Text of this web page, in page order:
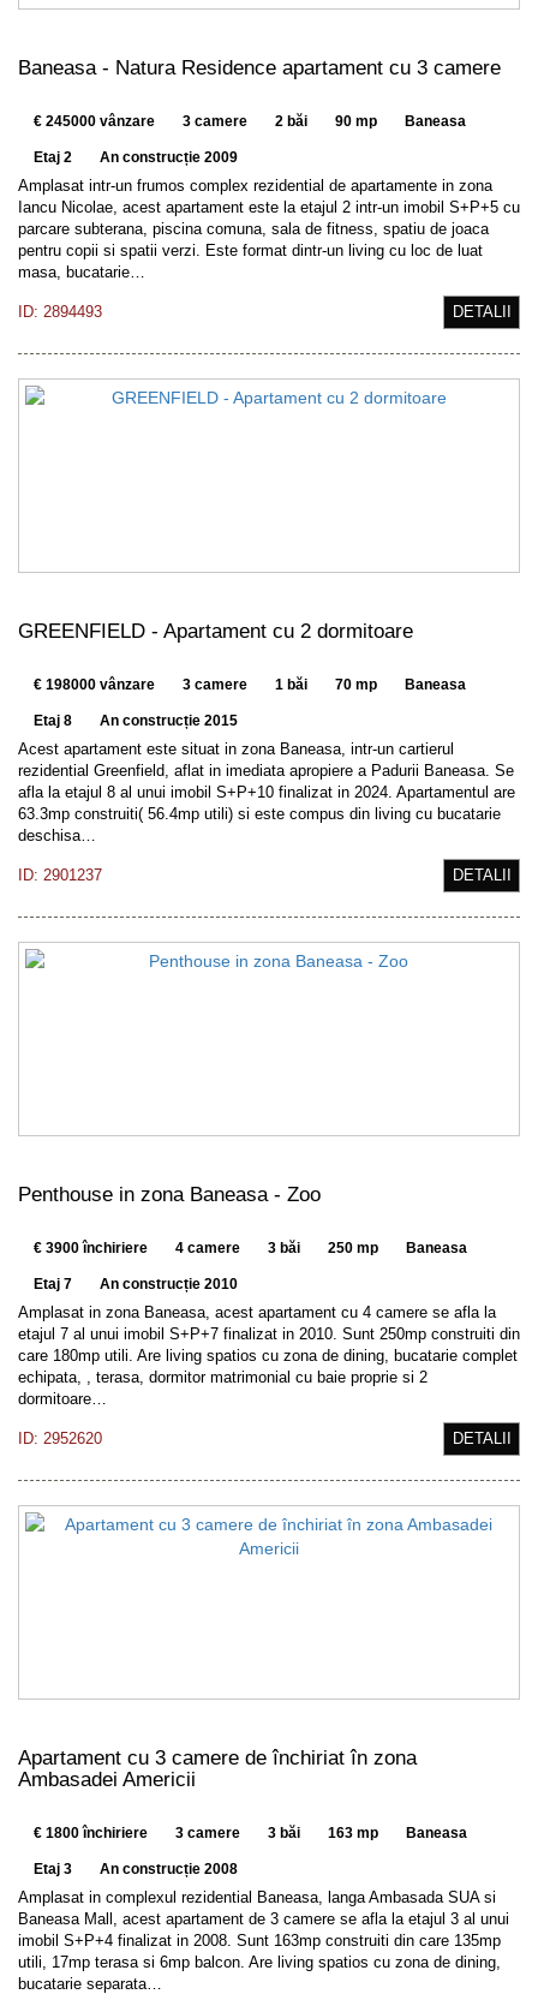
Baneasa - Natura Residence apartament cu 3 camere
€ 245000 vânzare 3 camere 2 băi 90 mp Baneasa
Etaj 2 An construcție 2009
Amplasat intr-un frumos complex rezidential de apartamente in zona
Iancu Nicolae, acest apartament este la etajul 2 intr-un imobil S+P+5 cu
parcare subterana, piscina comuna, sala de fitness, spatiu de joaca
pentru copii si spatii verzi. Este format dintr-un living cu loc de luat
masa, bucatarie…
ID: 2894493 DETALII
GREENFIELD - Apartament cu 2 dormitoare
€ 198000 vânzare 3 camere 1 băi 70 mp Baneasa
Etaj 8 An construcție 2015
Acest apartament este situat in zona Baneasa, intr-un cartierul
rezidential Greenfield, aflat in imediata apropiere a Padurii Baneasa. Se
afla la etajul 8 al unui imobil S+P+10 finalizat in 2024. Apartamentul are
63.3mp construiti( 56.4mp utili) si este compus din living cu bucatarie
deschisa…
ID: 2901237 DETALII
Penthouse in zona Baneasa - Zoo
€ 3900 închiriere 4 camere 3 băi 250 mp Baneasa
Etaj 7 An construcție 2010
Amplasat in zona Baneasa, acest apartament cu 4 camere se afla la
etajul 7 al unui imobil S+P+7 finalizat in 2010. Sunt 250mp construiti din
care 180mp utili. Are living spatios cu zona de dining, bucatarie complet
echipata, , terasa, dormitor matrimonial cu baie proprie si 2
dormitoare…
ID: 2952620 DETALII
Apartament cu 3 camere de închiriat în zona
Ambasadei Americii
€ 1800 închiriere 3 camere 3 băi 163 mp Baneasa
Etaj 3 An construcție 2008
Amplasat in complexul rezidential Baneasa, langa Ambasada SUA si
Baneasa Mall, acest apartament de 3 camere se afla la etajul 3 al unui
imobil S+P+4 finalizat in 2008. Sunt 163mp construiti din care 135mp
utili, 17mp terasa si 6mp balcon. Are living spatios cu zona de dining,
bucatarie separata…